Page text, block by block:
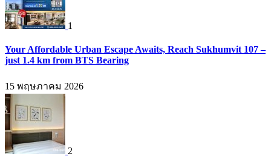
1
Your Affordable Urban Escape Awaits, Reach Sukhumvit 107 –
just 1.4 km from BTS Bearing
15 พฤษภาคม 2026
2